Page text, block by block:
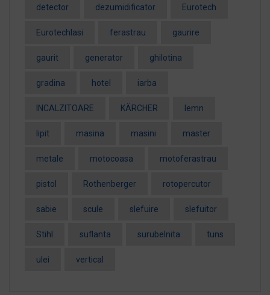
detector dezumidificator Eurotech
EurotechIasi ferastrau gaurire
gaurit generator ghilotina
gradina hotel iarba
INCALZITOARE KÄRCHER lemn
lipit masina masini master
metale motocoasa motoferastrau
pistol Rothenberger rotopercutor
sabie scule slefuire slefuitor
Stihl suflanta surubelnita tuns
ulei vertical